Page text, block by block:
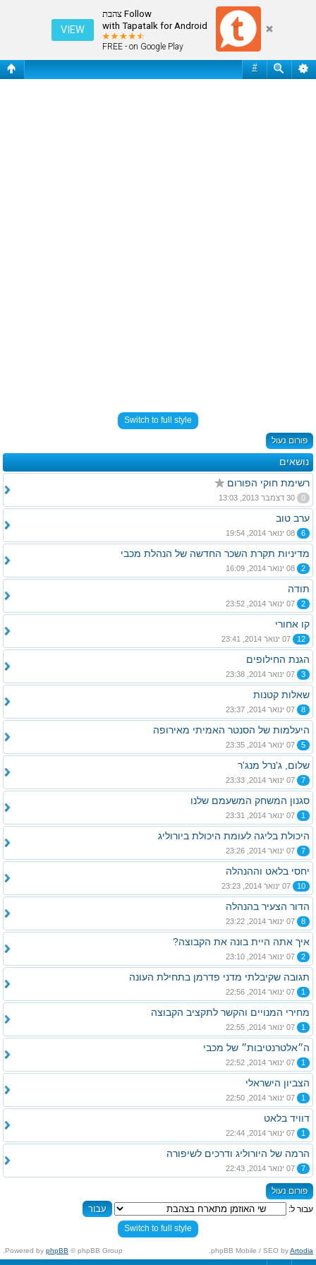
Follow צהבת
with Tapatalk for Android
FREE - on Google Play
VIEW
#
שי האוזמן מתארח בצהבת
Switch to full style
פורום נעול
נושאים
רשימת חוקי הפורום
0
ערב טוב
6
מדיניות תקרת השכר החדשה של הנהלת מכבי
2
תודה
2
קו אחורי
12
הגנת החילופים
3
שאלות קטנות
8
היעלמות של הסנטר האמיתי מאירופה
5
שלום, ג'נרל מנג'ר
7
סגנון המשחק המשעמם שלנו
1
היכולת בליגה לעומת היכולת ביורוליג
7
יחסי בלאט וההנהלה
10
הדור הצעיר בהנהלה
8
איך אתה היית בונה את הקבוצה?
2
תגובה שקיבלתי מדני פדרמן בתחילת העונה
1
מחירי המנויים והקשר לתקציב הקבוצה
1
ה״אלטרנטיבות״ של מכבי
1
הצביון הישראלי
1
דוויד בלאט
1
הרמה של היורוליג ודרכים לשיפורה
7
פורום נעול
עבור ל:
Switch to full style
Powered by phpBB © phpBB Group. phpBB Mobile / SEO byArtodia
.